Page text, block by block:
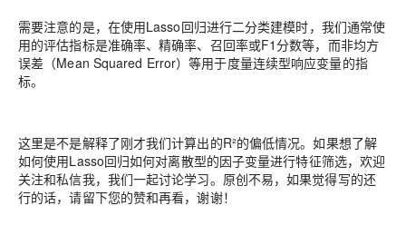
需要注意的是，在使用Lasso回归进行二分类建模时，我们通常使
用的评估指标是准确率、精确率、召回率或F1分数等，而非均方
误差（Mean Squared Error）等用于度量连续型响应变量的指
标。
这里是不是解释了刚才我们计算出的R²的偏低情况。如果想了解
如何使用Lasso回归如何对离散型的因子变量进行特征筛选，欢迎
关注和私信我，我们一起讨论学习。原创不易，如果觉得写的还
行的话，请留下您的赞和再看，谢谢！